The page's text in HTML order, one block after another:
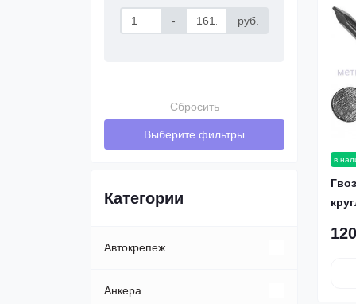
- руб.
Сбросить
Выберите фильтры
Категории
Автокрепеж
Клипсы, пистоны
Анкера
в